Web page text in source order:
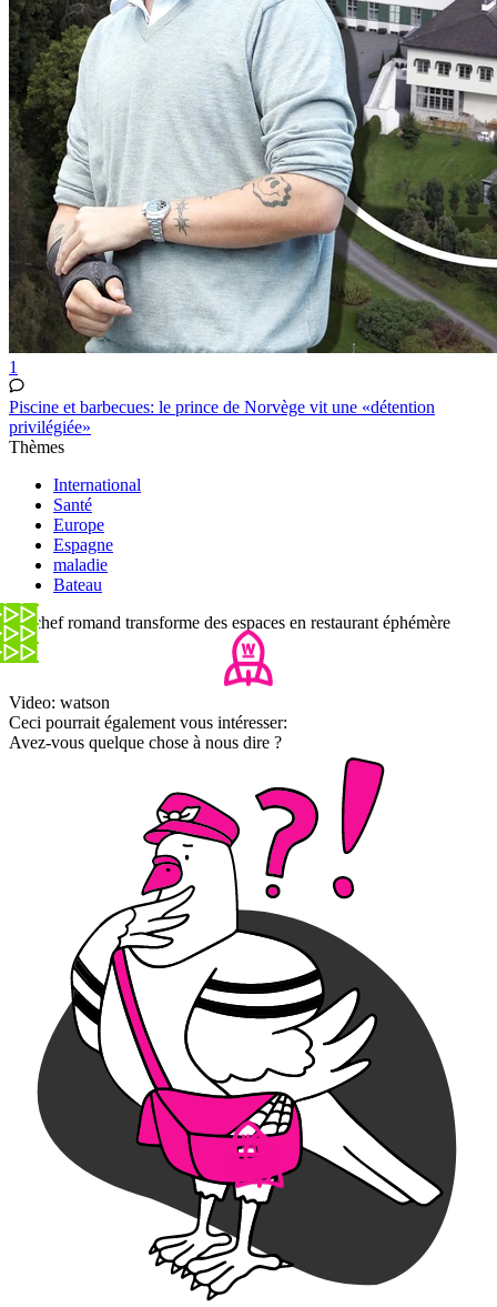
1
Piscine et barbecues: le prince de Norvège vit une «détention
privilégiée»
Thèmes
International
Santé
Europe
Espagne
maladie
Bateau
Ce chef romand transforme des espaces en restaurant éphémère
Video: watson
Ceci pourrait également vous intéresser:
Avez-vous quelque chose à nous dire ?